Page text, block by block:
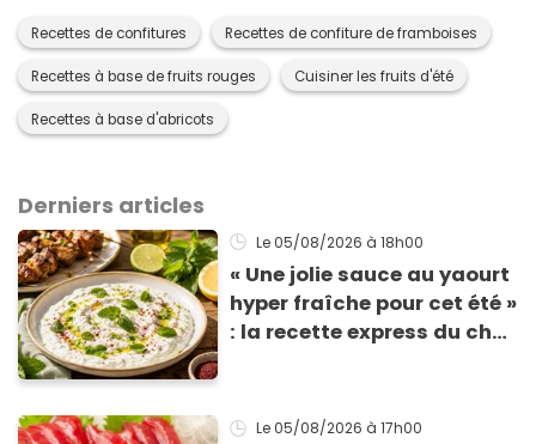
Recettes de confitures Recettes de confiture de framboises
Recettes à base de fruits rouges Cuisiner les fruits d'été
Recettes à base d'abricots
Derniers articles
Le 05/08/2026 à 18h00
« Une jolie sauce au yaourt
hyper fraîche pour cet été »
: la recette express du chef
grillades
Le 05/08/2026 à 17h00